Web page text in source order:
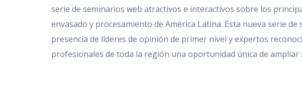
serie de seminarios web atractivos e interactivos sobre los
envasado y procesamiento de América Latina. Esta nueva serie
presencia de líderes de opinión de primer nivel y expertos
profesionales de toda la región una oportunidad única de ampliar